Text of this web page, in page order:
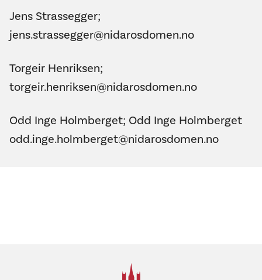
Jens Strassegger;
jens.strassegger@nidarosdomen.no
Torgeir Henriksen;
torgeir.henriksen@nidarosdomen.no
Odd Inge Holmberget; Odd Inge Holmberget
odd.inge.holmberget@nidarosdomen.no